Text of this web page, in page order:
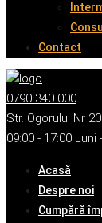
Contact
0790 340 000
Str. Ogorului Nr
09:00 - 17:00 Luni
Acasă
Despre noi
Cumpără